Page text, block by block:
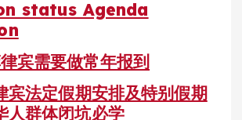
status Agenda
宾需要做常年报到
法定假期安排及特别假期
人群体闭坑必学